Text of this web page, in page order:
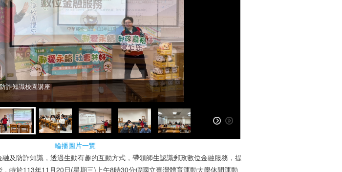
詐知識校園講座
詐知識校園講座
輪播圖片一覽
及防詐知識，透過生動有趣的互動方式，帶領師生認識郵政數位金融服務，提
特於113年11月20日(星期三)上午8時30分假國立臺灣體育運動大學休閒運動